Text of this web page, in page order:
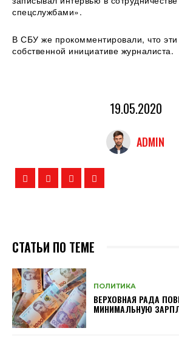
спецслужбами».
В СБУ же прокомментировали, что
собственной инициативе журналиста.
19.05.2020
ADMIN
СТАТЬИ ПО ТЕМЕ
ПОЛИТИКА
ВЕРХОВНАЯ РАДА
МИНИМАЛЬНУЮ